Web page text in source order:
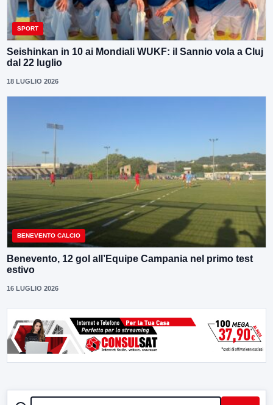
SPORT
Seishinkan in 10 ai Mondiali WUKF: il Sannio vola a Cluj
dal 22 luglio
18 LUGLIO 2026
BENEVENTO CALCIO
Benevento, 12 gol all’Equipe Campania nel primo test
estivo
16 LUGLIO 2026